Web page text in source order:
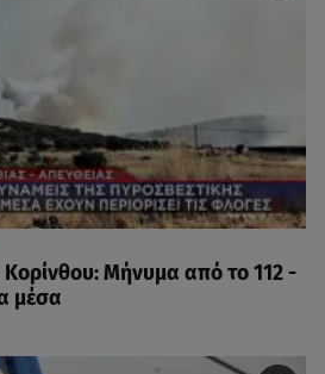
Μήνυμα από το 112 -
μέσα